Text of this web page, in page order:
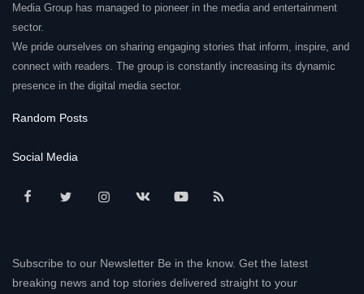
Media Group has managed to pioneer in the media and entertainment
sector.
We pride ourselves on sharing engaging stories that inform, inspire, and
connect with readers. The group is constantly increasing its dynamic
presence in the digital media sector.
Random Posts
Social Media
Subscribe to our Newsletter Be in the know. Get the latest
breaking news and top stories delivered straight to your